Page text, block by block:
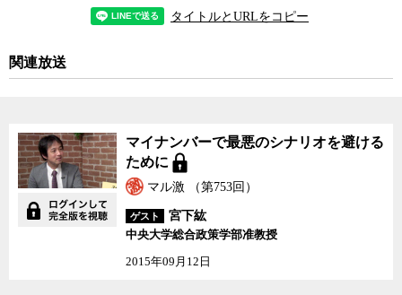
カードの取得はあくまで任意だ。法律上、任意で発行されているカ
ードを、国民生活にとっては不可欠な健康保険証に代替させること
康保険証の場合と異なり、マイナカードには戸籍 や課税情報など高
度にプライバシー性の高い情報も紐付けされている。それが漏洩し
たり悪用されるリスクは決して小さくない。
医療分野でのIT化そのものは進めるべきだが、健康保険証をマイ
ットがないので認められないと語る住江会長に、ジャーナリストの
タイトルとURLをコピー
関連放送
マイナンバーで最悪のシナリオを避ける
ために
マル激 （第753回）
ゲスト
宮下紘
中央大学総合政策学部准教授
2015年09月12日